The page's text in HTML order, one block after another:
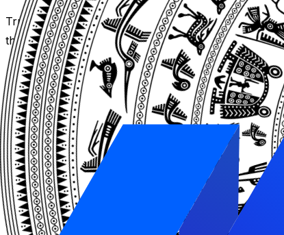
Truyện tranh là một loại hình giải trí phổ biến và
thể giúp phát triển trí tưởng tượng, khả năng ngôn